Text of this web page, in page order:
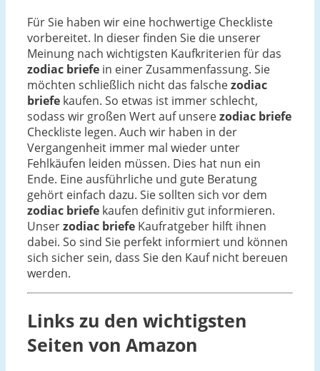
Für Sie haben wir eine hochwertige Checkliste
vorbereitet. In dieser finden Sie die unserer
Meinung nach wichtigsten Kaufkriterien für das
zodiac briefe in einer Zusammenfassung. Sie
möchten schließlich nicht das falschezodiac
briefe kaufen. So etwas ist immer schlecht,
sodass wir großen Wert auf unserezodiac briefe
Checkliste legen. Auch wir haben in der
Vergangenheit immer mal wieder unter
Fehlkäufen leiden müssen. Dies hat nun ein
Ende. Eine ausführliche und gute Beratung
gehört einfach dazu. Sie sollten sich vor dem
zodiac briefe kaufen definitiv gut informieren.
Unserzodiac briefe Kaufratgeber hilft ihnen
dabei. So sind Sie perfekt informiert und können
sich sicher sein, dass Sie den Kauf nicht bereuen
werden.
Links zu den wichtigsten
Seiten von Amazon